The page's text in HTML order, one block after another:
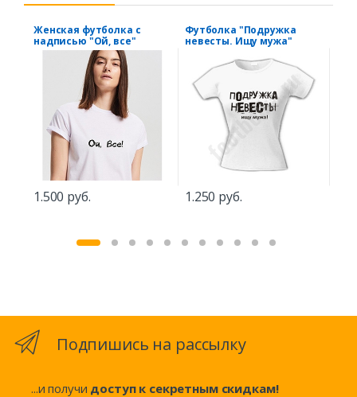
Женская футболка с
надписью "Ой, все"
1.500 руб.
Футболка "Подружка
невесты. Ищу мужа"
1.250 руб.
Подпишись на рассылку
...и получи доступ к секретным скидкам!